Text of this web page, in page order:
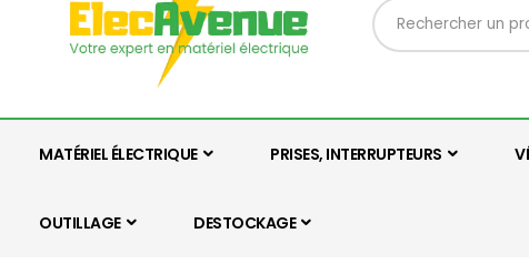
MATÉRIEL ÉLECTRIQUE PRISES, INTERRUPTEURS
OUTILLAGE DESTOCKAGE